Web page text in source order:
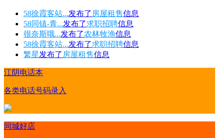
58徐霞客站...发布了 房屋租售信息
58同镇-青...发布了求职招聘信息
很奈斯哦...发布了农林牧渔信息
58徐霞客站...发布了求职招聘信息
繁星发布了 房屋租售信息
江阴电话本
各类电话号码录入
同城好店